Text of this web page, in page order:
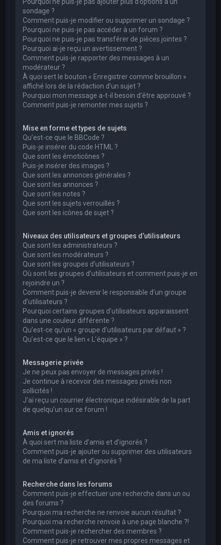
sondage ?
Comment puis-je modifier ou supprimer un sondage ?
Pourquoi ne puis-je pas accéder à un forum ?
Pourquoi ne puis-je pas transférer de pièces jointes ?
Pourquoi ai-je reçu un avertissement ?
Comment puis-je rapporter des messages à un
modérateur ?
À quoi sert le bouton « Enregistrer comme brouillon »
affiché lors de la rédaction d’un sujet ?
Pourquoi mon message a-t-il besoin d’être approuvé ?
Comment puis-je remonter mes sujets ?
Mise en forme et types de sujets
Qu’est-ce que le BBCode ?
Puis-je insérer du code HTML ?
Que sont les émoticônes ?
Puis-je insérer des images ?
Que sont les annonces générales ?
Que sont les annonces ?
Que sont les notes ?
Que sont les sujets verrouillés ?
Que sont les icônes de sujet ?
Niveaux des utilisateurs et groupes d’utilisateurs
Que sont les administrateurs ?
Que sont les modérateurs ?
Que sont les groupes d’utilisateurs ?
Où sont les groupes d’utilisateurs et comment puis-je en
rejoindre un ?
Comment puis-je devenir le responsable d’un groupe
d’utilisateurs ?
Pourquoi certains groupes d’utilisateurs apparaissent
dans une couleur différente ?
Qu’est-ce qu’un « groupe d’utilisateurs par défaut » ?
Qu’est-ce que le lien « L’équipe » ?
Messagerie privée
Je ne peux pas envoyer de messages privés !
Je continue à recevoir des messages privés non
sollicités !
J’ai reçu un courrier électronique indésirable de la part
de quelqu’un sur ce forum !
Amis et ignorés
À quoi sert ma liste d’amis et d’ignorés ?
Comment puis-je ajouter ou supprimer des utilisateurs
de ma liste d’amis et d’ignorés ?
Recherche dans les forums
Comment puis-je effectuer une recherche dans un ou
des forums ?
Pourquoi ma recherche ne renvoie aucun résultat ?
Pourquoi ma recherche renvoie à une page blanche ?!
Comment puis-je rechercher des membres ?
Comment puis-je retrouver mes propres messages et